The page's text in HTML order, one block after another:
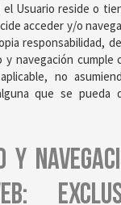
el Usuario reside o
acceder y/o
responsabilidad,
navegación cumple
no
que se pueda
Y